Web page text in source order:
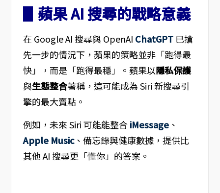
▋蘋果 AI 搜尋的戰略意義
在 Google AI 搜尋與 OpenAI ChatGPT已搶
先一步的情況下，蘋果的策略並非「跑得最
快」，而是「跑得最穩」。蘋果以隱私保護
與生態整合著稱，這可能成為 Siri 新搜尋引
擎的最大賣點。
例如，未來 Siri 可能能整合iMessage、
Apple Music、備忘錄與健康數據，提供比
其他 AI 搜尋更「懂你」的答案。